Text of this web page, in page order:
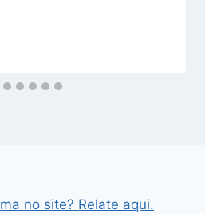
no site? Relate aqui.